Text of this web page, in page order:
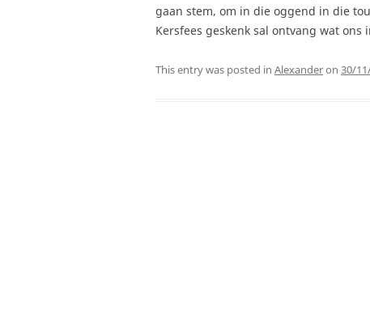
gaan stem, om in die oggend in die
Kersfees geskenk sal ontvang wat
This entry was posted in Alexanderon 30/